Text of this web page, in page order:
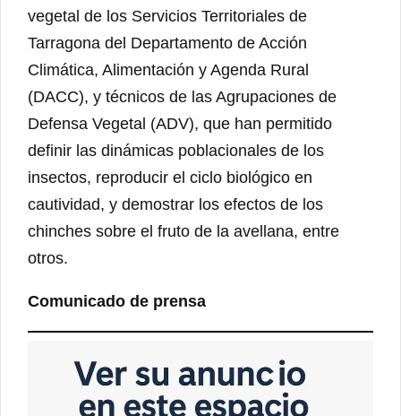
vegetal de los Servicios Territoriales de
Tarragona del Departamento de Acción
Climática, Alimentación y Agenda Rural
(DACC), y técnicos de las Agrupaciones de
Defensa Vegetal (ADV), que han permitido
definir las dinámicas poblacionales de los
insectos, reproducir el ciclo biológico en
cautividad, y demostrar los efectos de los
chinches sobre el fruto de la avellana, entre
otros.
Comunicado de prensa